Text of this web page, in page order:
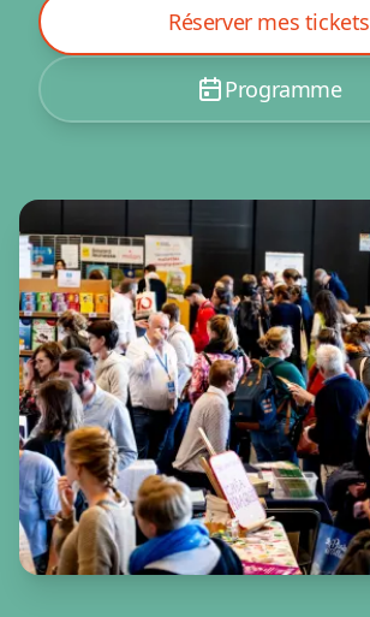
Réserver mes tickets
Programme